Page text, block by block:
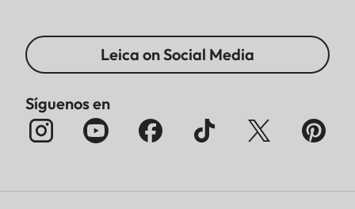
Leica on Social Media
Síguenos en